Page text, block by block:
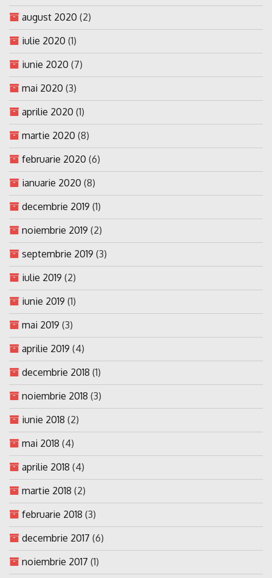
august 2020 (2)
iulie 2020 (1)
iunie 2020 (7)
mai 2020 (3)
aprilie 2020 (1)
martie 2020 (8)
februarie 2020 (6)
ianuarie 2020 (8)
decembrie 2019 (1)
noiembrie 2019 (2)
septembrie 2019 (3)
iulie 2019 (2)
iunie 2019 (1)
mai 2019 (3)
aprilie 2019 (4)
decembrie 2018 (1)
noiembrie 2018 (3)
iunie 2018 (2)
mai 2018 (4)
aprilie 2018 (4)
martie 2018 (2)
februarie 2018 (3)
decembrie 2017 (6)
noiembrie 2017 (1)